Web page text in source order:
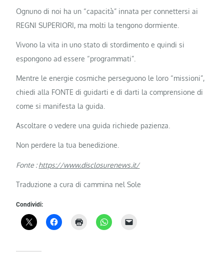
Ognuno di noi ha un “capacità” innata per connettersi ai
REGNI SUPERIORI, ma molti la tengono dormiente.
Vivono la vita in uno stato di stordimento e quindi si
espongono ad essere “programmati”.
Mentre le energie cosmiche perseguono le loro “missioni”,
chiedi alla FONTE di guidarti e di darti la comprensione di
come si manifesta la guida.
Ascoltare o vedere una guida richiede pazienza.
Non perdere la tua benedizione.
Fonte :https://www.disclosurenews.it/
Traduzione a cura di cammina nel Sole
Condividi: